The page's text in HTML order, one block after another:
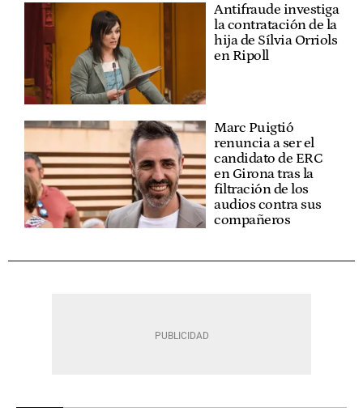
Antifraude investiga
la contratación de la
hija de Sílvia Orriols
en Ripoll
Marc Puigtió
renuncia a ser el
candidato de ERC
en Girona tras la
filtración de los
audios contra sus
compañeros